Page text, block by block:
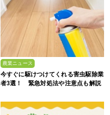
農業ニュース
今すぐに駆けつけてくれる害虫駆除業
者3選！ 緊急対処法や注意点も解説